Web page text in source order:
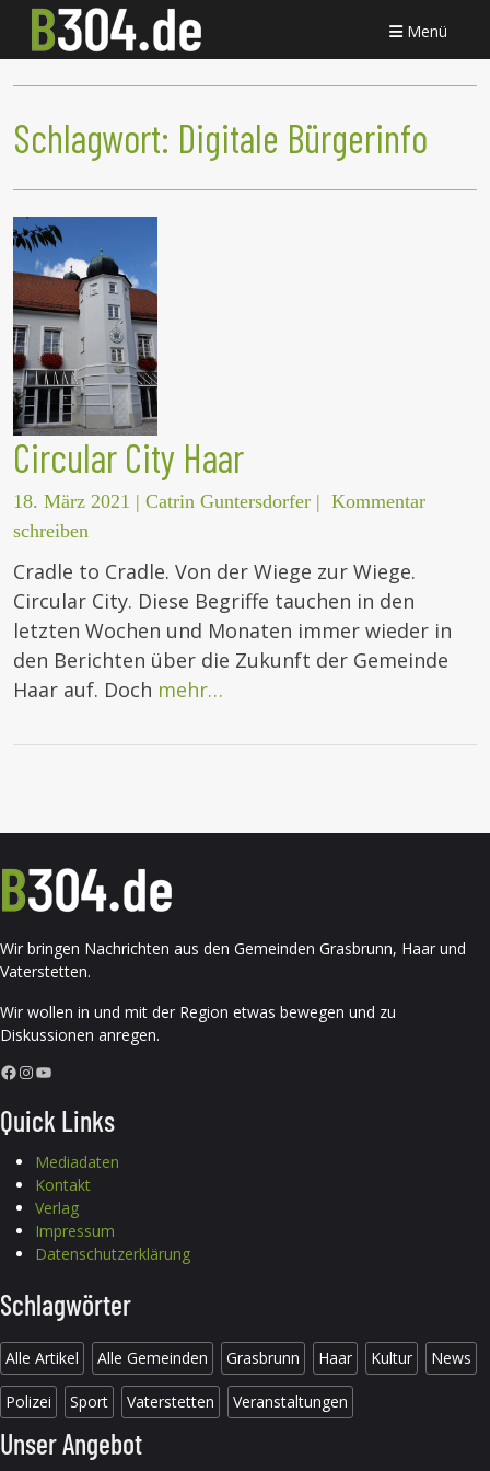
Menü
Schlagwort: Digitale Bürgerinfo
Circular City Haar
18. März 2021 | Catrin Guntersdorfer | Kommentar
schreiben
Cradle to Cradle. Von der Wiege zur Wiege.
Circular City. Diese Begriffe tauchen in den
letzten Wochen und Monaten immer wieder in
den Berichten über die Zukunft der Gemeinde
Haar auf. Doch mehr…
Wir bringen Nachrichten aus den Gemeinden Grasbrunn, Haar und
Vaterstetten.
Wir wollen in und mit der Region etwas bewegen und zu
Diskussionen anregen.
Facebook InstagramYouTube
Quick Links
Mediadaten
Kontakt
Verlag
Impressum
Datenschutzerklärung
Schlagwörter
Alle Artikel Alle Gemeinden Grasbrunn Haar Kultur News
Polizei Sport Vaterstetten Veranstaltungen
Unser Angebot